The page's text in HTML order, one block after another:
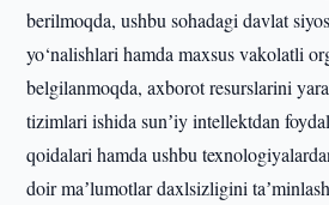
berilmoqda, ushbu sohadagi davlat
yo‘nalishlari hamda maxsus vakolatli
belgilanmoqda, axborot resurslarini
tizimlari ishida sunʼiy intellektdan
qoidalari hamda ushbu
doir maʼlumotlar daxlsizligini